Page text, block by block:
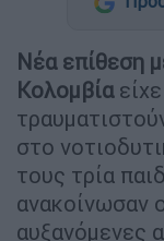
Νέα επίθεση
Κολομβία
στο
τους τρία
ανακοίνωσαν
αυξανόμενες